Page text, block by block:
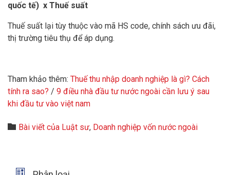
quốc tế) x Thuế suất
Thuế suất lại tùy thuộc vào mã HS code, chính sách ưu đãi,
thị trường tiêu thụ để áp dụng.
Tham khảo thêm: Thuế thu nhập doanh nghiệp là gì? Cách
tính ra sao? / 9 điều nhà đầu tư nước ngoài cần lưu ý sau
khi đầu tư vào việt nam
 Category
Bài viết của Luật sư, Doanh nghiệp vốn nước ngoài
